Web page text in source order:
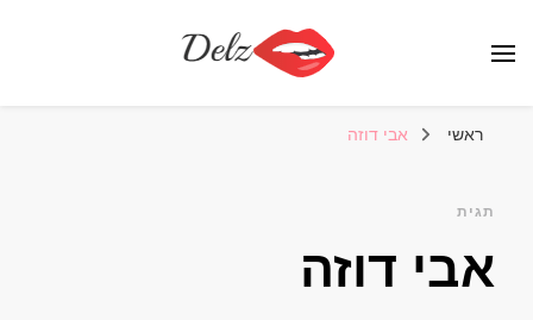
ראשי אבי דוזה
תגית
אבי דוזה